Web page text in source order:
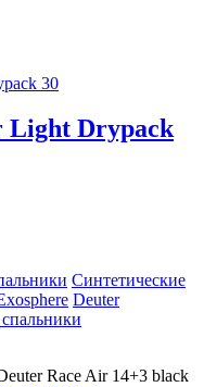
Light Drypack
Синтетические
Deuter
Race Air 14+3 black